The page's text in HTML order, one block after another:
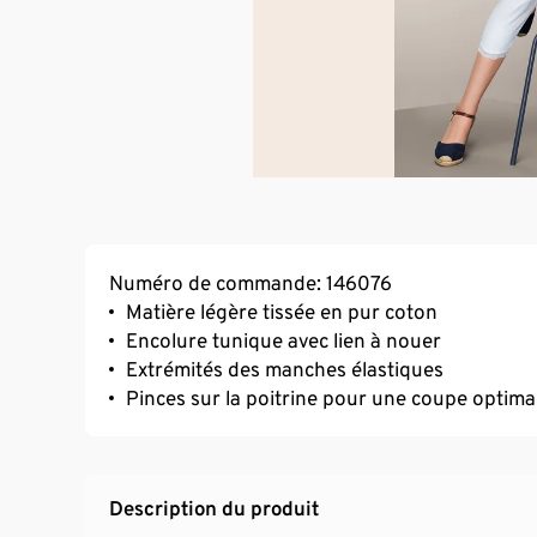
Numéro de commande: 146076
Matière légère tissée en pur coton
Encolure tunique avec lien à nouer
Extrémités des manches élastiques
Pinces sur la poitrine pour une coupe
Description du produit